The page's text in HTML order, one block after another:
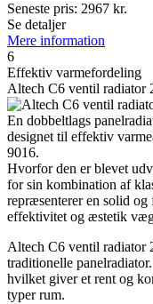
Seneste pris: 2967 kr.
Se detaljer
Mere information
6
Effektiv varmefordeling
Altech C6 ventil radiator
En dobbeltlags
designet til effektiv
9016.
Hvorfor den er blevet
for sin kombination af
repræsenterer en solid
effektivitet og æstetik
Altech C6 ventil radiator
traditionelle
hvilket giver et rent og
typer rum.